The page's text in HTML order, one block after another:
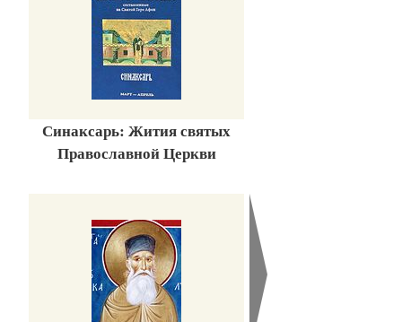
Синаксарь: Жития святых
Православной Церкви